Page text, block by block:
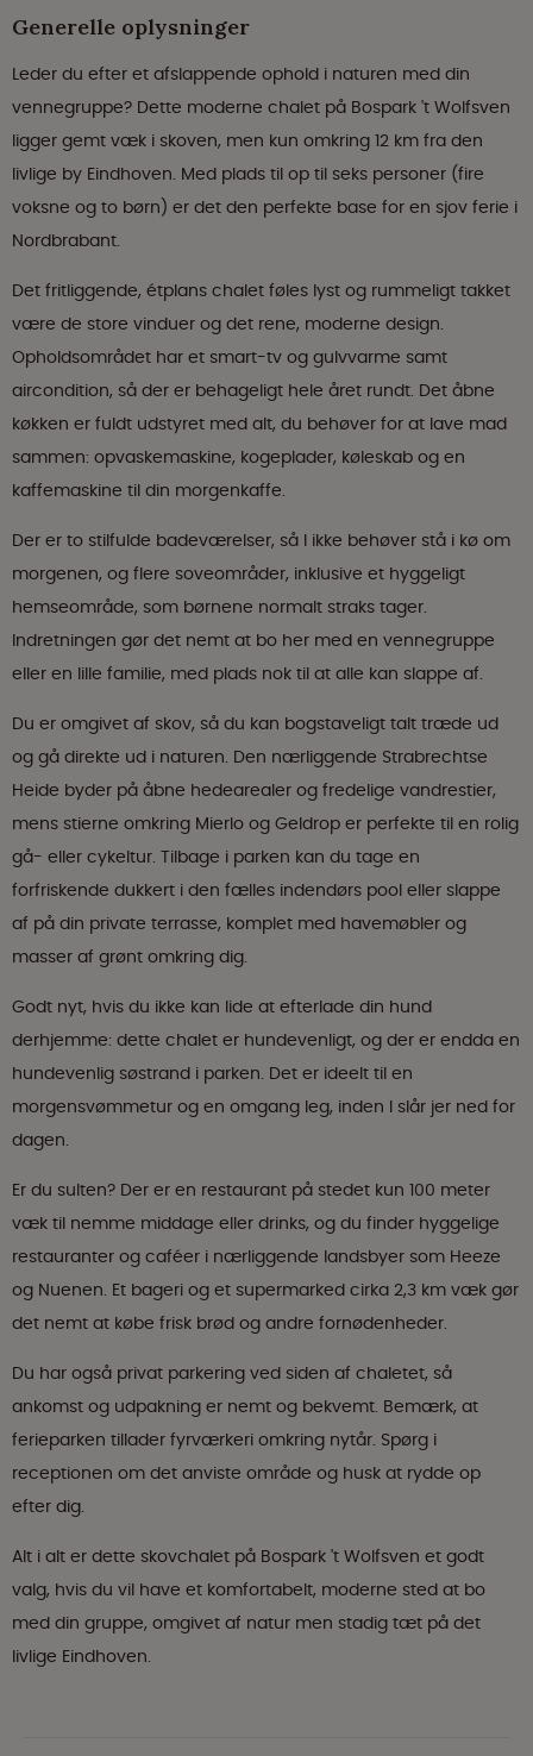
Generelle oplysninger
Leder du efter et afslappende ophold i naturen med din
vennegruppe? Dette moderne chalet på Bospark 't Wolfsven
ligger gemt væk i skoven, men kun omkring 12 km fra den
livlige by Eindhoven. Med plads til op til seks personer (fire
voksne og to børn) er det den perfekte base for en sjov ferie i
Nordbrabant.
Det fritliggende, étplans chalet føles lyst og rummeligt takket
være de store vinduer og det rene, moderne design.
Opholdsområdet har et smart-tv og gulvvarme samt
aircondition, så der er behageligt hele året rundt. Det åbne
køkken er fuldt udstyret med alt, du behøver for at lave mad
sammen: opvaskemaskine, kogeplader, køleskab og en
kaffemaskine til din morgenkaffe.
Der er to stilfulde badeværelser, så I ikke behøver stå i kø om
morgenen, og flere soveområder, inklusive et hyggeligt
hemseområde, som børnene normalt straks tager.
Indretningen gør det nemt at bo her med en vennegruppe
eller en lille familie, med plads nok til at alle kan slappe af.
Du er omgivet af skov, så du kan bogstaveligt talt træde ud
og gå direkte ud i naturen. Den nærliggende Strabrechtse
Heide byder på åbne hedearealer og fredelige vandrestier,
mens stierne omkring Mierlo og Geldrop er perfekte til en rolig
gå- eller cykeltur. Tilbage i parken kan du tage en
forfriskende dukkert i den fælles indendørs pool eller slappe
af på din private terrasse, komplet med havemøbler og
masser af grønt omkring dig.
Godt nyt, hvis du ikke kan lide at efterlade din hund
derhjemme: dette chalet er hundevenligt, og der er endda en
hundevenlig søstrand i parken. Det er ideelt til en
morgensvømmetur og en omgang leg, inden I slår jer ned for
dagen.
Er du sulten? Der er en restaurant på stedet kun 100 meter
væk til nemme middage eller drinks, og du finder hyggelige
restauranter og caféer i nærliggende landsbyer som Heeze
og Nuenen. Et bageri og et supermarked cirka 2,3 km væk gør
det nemt at købe frisk brød og andre fornødenheder.
Du har også privat parkering ved siden af chaletet, så
ankomst og udpakning er nemt og bekvemt. Bemærk, at
ferieparken tillader fyrværkeri omkring nytår. Spørg i
receptionen om det anviste område og husk at rydde op
efter dig.
Alt i alt er dette skovchalet på Bospark 't Wolfsven et godt
valg, hvis du vil have et komfortabelt, moderne sted at bo
med din gruppe, omgivet af natur men stadig tæt på det
livlige Eindhoven.